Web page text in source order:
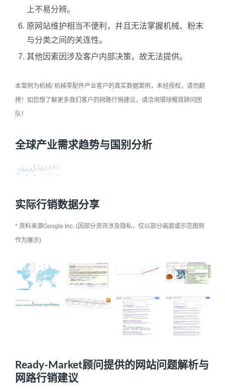
上不易分辨。
原网站维护相当不便利，并且无法掌握机械、粉末
与分类之间的关连性。
其他因素因涉及客户内部决策，故无法提供。
本案例为机械/ 机械零配件产业客户的真实数据案例，未经授权，请勿翻
拷！如您想了解更多我们客户的网路行销建议，请洽询環球暢貨顾问团
队！
全球产业需求趋势与国别分析
实际行销数据分享
* 资料来源Google Inc. (因部分资讯涉及隐私，仅以部分画面或示范图例
作为展示)
Ready-Market顾问提供的网站问题解析与
网路行销建议